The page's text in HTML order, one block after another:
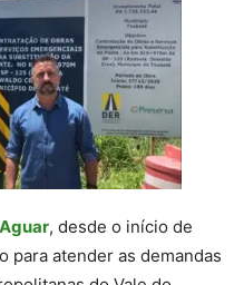
, desde o início de
para atender as demandas